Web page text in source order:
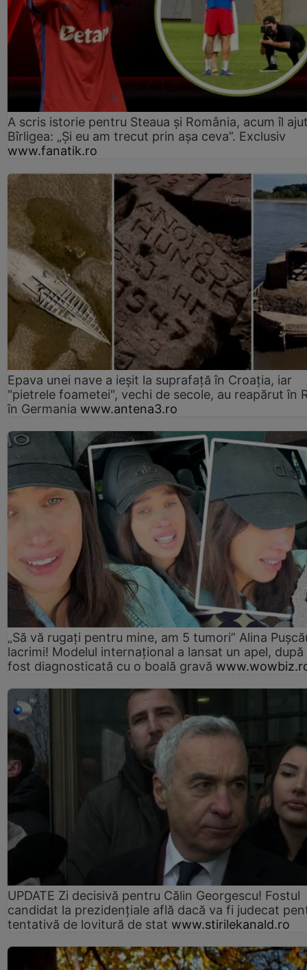
A scris istorie pentru Steaua și România, acum îl
Bîrligea: „Și eu am trecut prin așa ceva”. Exclusiv
www.fanatik.ro
Epava unei nave a ieșit la suprafață în Croația, iar
"pietrele foametei", vechi de secole, au reapărut în
în Germania www.antena3.ro
„Să vă rugați pentru mine, am 5 tumori” Alina
lacrimi! Modelul internațional a lansat un apel, după
fost diagnosticată cu o boală gravă
UPDATE Zi decisivă pentru Călin Georgescu! Fostul
candidat la prezidențiale află dacă va fi judecat
tentativă de lovitură de stat www.stirilekanald.ro